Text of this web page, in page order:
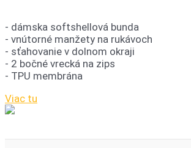
- dámska softshellová bunda
- vnútorné manžety na rukávoch
- sťahovanie v dolnom okraji
- 2 bočné vrecká na zips
- TPU membrána
Viac tu